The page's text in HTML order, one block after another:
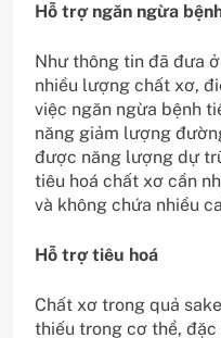
Hỗ trợ ngăn ngừa
Như thông tin đã đưa
nhiều lượng chất xơ,
việc ngăn ngừa bệnh
năng giảm lượng
được năng lượng dự
tiêu hoá chất xơ cần
và không chứa nhiều
Hỗ trợ tiêu hoá
Chất xơ trong quả
thiếu trong cơ thể,